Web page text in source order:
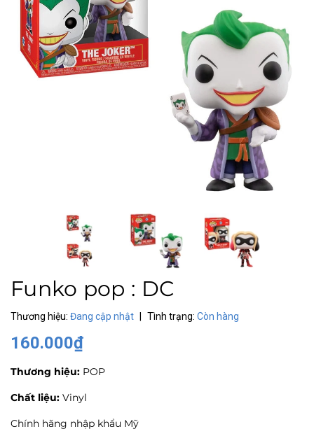
Funko pop : DC
Thương hiệu: Đang cập nhật Tình trạng: Còn hàng
160.000₫
Thương hiệu: POP
Chất liệu: Vinyl
Chính hãng nhập khẩu Mỹ